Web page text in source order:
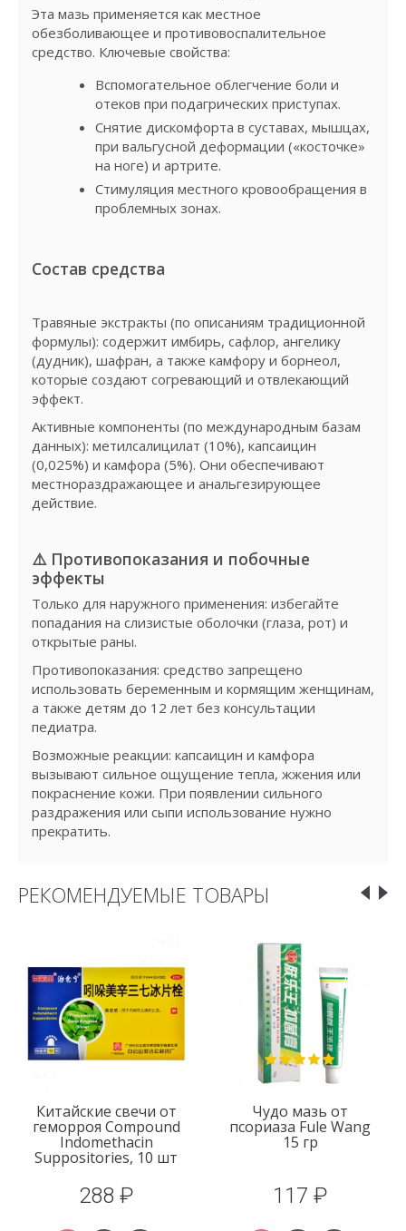
Эта мазь применяется как местное
обезболивающее и противовоспалительное
средство. Ключевые свойства:
Вспомогательное облегчение боли и
отеков при подагрических приступах.
Снятие дискомфорта в суставах, мышцах,
при вальгусной деформации («косточке»
на ноге) и артрите.
Стимуляция местного кровообращения в
проблемных зонах.
Состав средства
Травяные экстракты (по описаниям традиционной
формулы): содержит имбирь, сафлор, ангелику
(дудник), шафран, а также камфору и борнеол,
которые создают согревающий и отвлекающий
эффект.
Активные компоненты (по международным базам
данных): метилсалицилат (10%), капсаицин
(0,025%) и камфора (5%). Они обеспечивают
местнораздражающее и анальгезирующее
действие.
⚠️ Противопоказания и побочные
эффекты
Только для наружного применения: избегайте
попадания на слизистые оболочки (глаза, рот) и
открытые раны.
Противопоказания: средство запрещено
использовать беременным и кормящим женщинам,
а также детям до 12 лет без консультации
педиатра.
Возможные реакции: капсаицин и камфора
вызывают сильное ощущение тепла, жжения или
покраснение кожи. При появлении сильного
раздражения или сыпи использование нужно
прекратить.
РЕКОМЕНДУЕМЫЕ ТОВАРЫ
Китайские свечи от
геморроя Compound
Indomethacin
Suppositories, 10 шт
288 ₽
Чудо мазь от
псориаза Fule Wang
15 гр
117 ₽